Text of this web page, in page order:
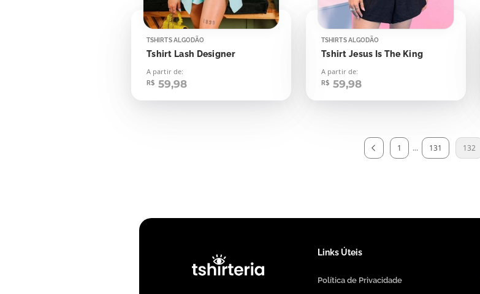
TSHIRTS ALGODÃO
Tshirt Lash Designer
A partir de:
R$ 59,98
TSHIRTS ALGODÃO
Tshirt Jesus Is The King
A partir de:
R$ 59,98
1 ... 131 132
Links Úteis
Política de Privacidade